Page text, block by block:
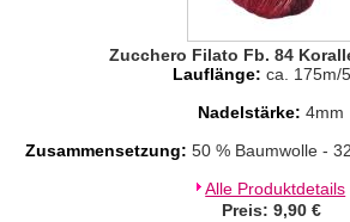
Zucchero Filato Fb. 84
Lauflänge: ca. 175m/
Nadelstärke: 4mm
Zusammensetzung: 50 % Baumwolle -
Alle Produktdetails
Preis: 9,90 €